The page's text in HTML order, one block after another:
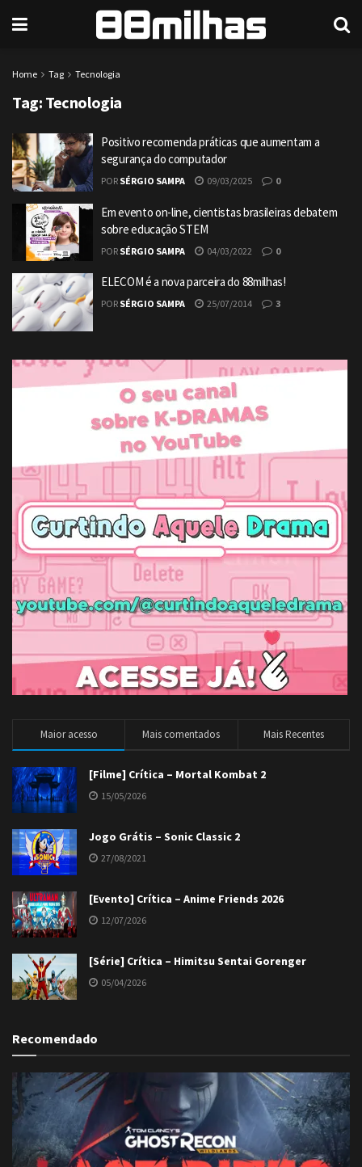
Home Tag Tecnologia
Tag: Tecnologia
Positivo recomenda práticas que aumentam a
segurança do computador
POR SÉRGIO SAMPA 09/03/2025 0
Em evento on-line, cientistas brasileiras debatem
sobre educação STEM
POR SÉRGIO SAMPA 04/03/2022 0
ELECOM é a nova parceira do 88milhas!
POR SÉRGIO SAMPA 25/07/2014 3
Maior acesso Mais comentados Mais Recentes
[Filme] Crítica – Mortal Kombat 2
15/05/2026
Jogo Grátis – Sonic Classic 2
27/08/2021
[Evento] Crítica – Anime Friends 2026
12/07/2026
[Série] Crítica – Himitsu Sentai Gorenger
05/04/2026
Recomendado